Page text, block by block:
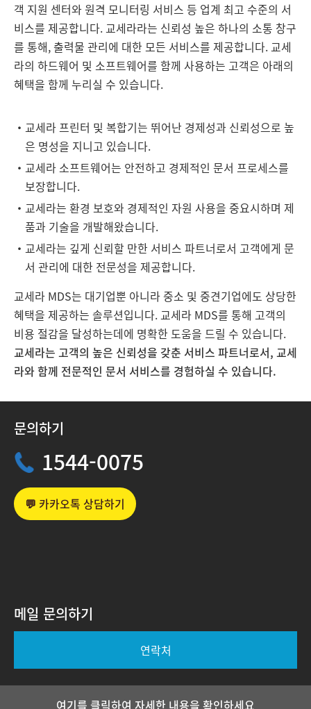
객 지원 센터와 원격 모니터링 서비스 등 업계 최고 수준의 서
비스를 제공합니다. 교세라라는 신뢰성 높은 하나의 소통 창구
를 통해, 출력물 관리에 대한 모든 서비스를 제공합니다. 교세
라의 하드웨어 및 소프트웨어를 함께 사용하는 고객은 아래의
혜택을 함께 누리실 수 있습니다.
・ 교세라 프린터 및 복합기는 뛰어난 경제성과 신뢰성으로 높
은 명성을 지니고 있습니다.
・ 교세라 소프트웨어는 안전하고 경제적인 문서 프로세스를
보장합니다.
・ 교세라는 환경 보호와 경제적인 자원 사용을 중요시하며 제
품과 기술을 개발해왔습니다.
・ 교세라는 깊게 신뢰할 만한 서비스 파트너로서 고객에게 문
서 관리에 대한 전문성을 제공합니다.
교세라 MDS는 대기업뿐 아니라 중소 및 중견기업에도 상당한
혜택을 제공하는 솔루션입니다. 교세라 MDS를 통해 고객의
비용 절감을 달성하는데에 명확한 도움을 드릴 수 있습니다.
교세라는 고객의 높은 신뢰성을 갖춘 서비스 파트너로서, 교세
라와 함께 전문적인 문서 서비스를 경험하실 수 있습니다.
문의하기
1544-0075
💬 카카오톡 상담하기
메일 문의하기
연락처
여기를 클릭하여 자세한 내용을 확인하세요